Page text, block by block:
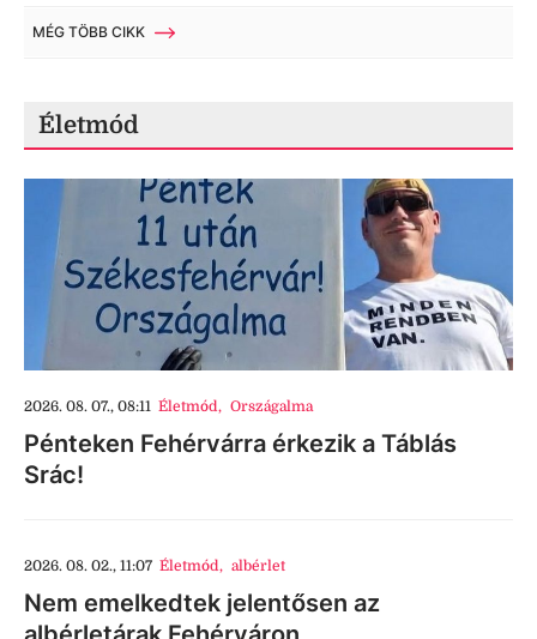
MÉG TÖBB CIKK
Életmód
2026. 08. 07., 08:11 Életmód, Országalma
Pénteken Fehérvárra érkezik a Táblás
Srác!
2026. 08. 02., 11:07 Életmód, albérlet
Nem emelkedtek jelentősen az